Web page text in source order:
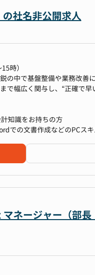
期というダイナミックな時
ず、経営層と同じ視点で分
とが可能です。
提案から施策実行までのス
社名非公開求人
時）
の中で基盤整備や業務改善
で幅広く関与し、“正確で
経理業務」または「決算・
体の業務フローを理解して
費精算
知識をお持ちの方
での文書作成などのPCス
ネージャー（部